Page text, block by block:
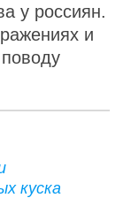
у россиян.
и
куска